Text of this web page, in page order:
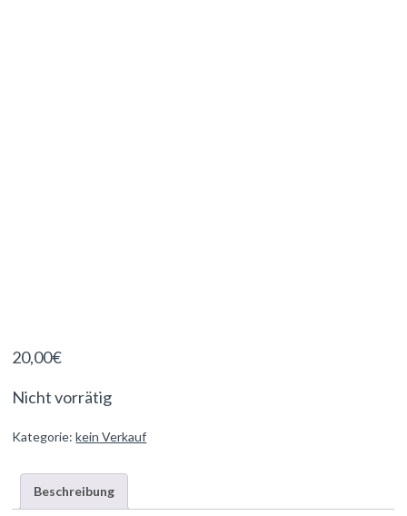
20,00€
Nicht vorrätig
Kategorie:kein Verkauf
Beschreibung